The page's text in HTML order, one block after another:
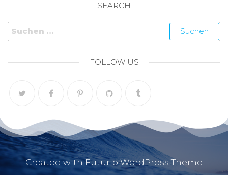
SEARCH
FOLLOW US
Created with Futurio WordPress Theme